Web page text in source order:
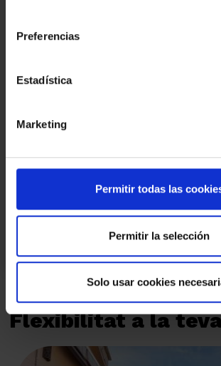
Preferencias
Estadística
Marketing
Permitir todas las
Permitir la selección
Solo usar cookies
Marcant la casella, autoritza a que li
per Amat Immobiliaris des de 1948 S.L.
Flexibilitat a la